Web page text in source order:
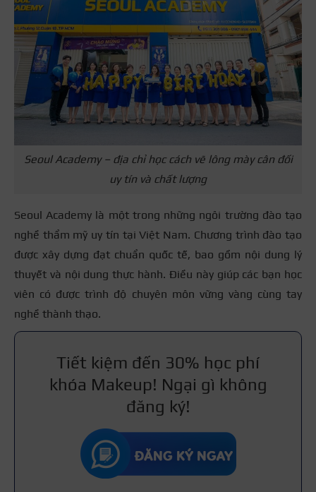
Seoul Academy – địa chỉ học cách vẽ lông mày cân đối
uy tín và chất lượng
Seoul Academy là một trong những ngôi trường đào tạo
nghề thẩm mỹ uy tín tại Việt Nam. Chương trình đào tạo
được xây dựng đạt chuẩn quốc tế, bao gồm nội dung lý
thuyết và nội dung thực hành. Điều này giúp các bạn học
viên có được trình độ chuyên môn vững vàng cùng tay
nghề thành thạo.
Tiết kiệm đến 30% học phí
khóa Makeup! Ngại gì không
đăng ký!